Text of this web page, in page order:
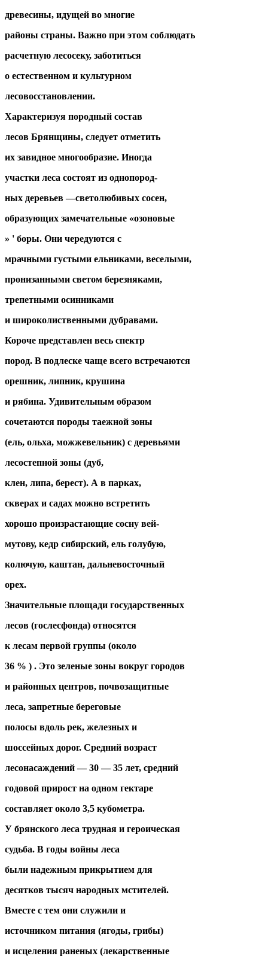
древесины, идущей во многие
районы страны. Важно при этом соблюдать
расчетную лесосеку, заботиться
о естественном и культурном
лесовосстановлении.
Характеризуя породный состав
лесов Брянщины, следует отметить
их завидное многообразие. Иногда
участки леса состоят из однопород-
ных деревьев —светолюбивых сосен,
образующих замечательные «озоновые
» ' боры. Они чередуются с
мрачными густыми ельниками, веселыми,
пронизанными светом березняками,
трепетными осинниками
и широколиственными дубравами.
Короче представлен весь спектр
пород. В подлеске чаще всего встречаются
орешник, липник, крушина
и рябина. Удивительным образом
сочетаются породы таежной зоны
(ель, ольха, можжевельник) с деревьями
лесостепной зоны (дуб,
клен, липа, берест). А в парках,
скверах и садах можно встретить
хорошо произрастающие сосну вей-
мутову, кедр сибирский, ель голубую,
колючую, каштан, дальневосточный
орех.
Значительные площади государственных
лесов (гослесфонда) относятся
к лесам первой группы (около
36 % ) . Это зеленые зоны вокруг городов
и районных центров, почвозащитные
леса, запретные береговые
полосы вдоль рек, железных и
шоссейных дорог. Средний возраст
лесонасаждений — 30 — 35 лет, средний
годовой прирост на одном гектаре
составляет около 3,5 кубометра.
У брянского леса трудная и героическая
судьба. В годы войны леса
были надежным прикрытием для
десятков тысяч народных мстителей.
Вместе с тем они служили и
источником питания (ягоды, грибы)
и исцеления раненых (лекарственные